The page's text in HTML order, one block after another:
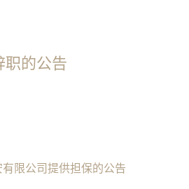
职的公告
限公司提供担保的公告